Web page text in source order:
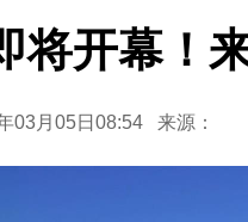
将开幕！
03月05日08:54 来源：